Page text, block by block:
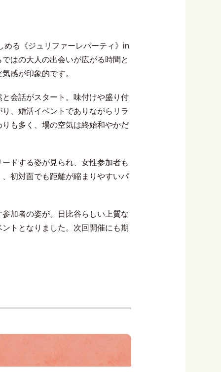
る《ジュリファーレパーティ》in
はの大人の出会いが広がる時間と
感が印象的です。
会話がスタート。味付けや盛り付
、婚活イベントでありながらリラ
も多く、場の空気は終始和やかだ
ドする姿が見られ、女性参加者も
初対面でも距離が縮まりやすいパ
加者の姿が。日比谷らしい上質な
トとなりました。次回開催にも期